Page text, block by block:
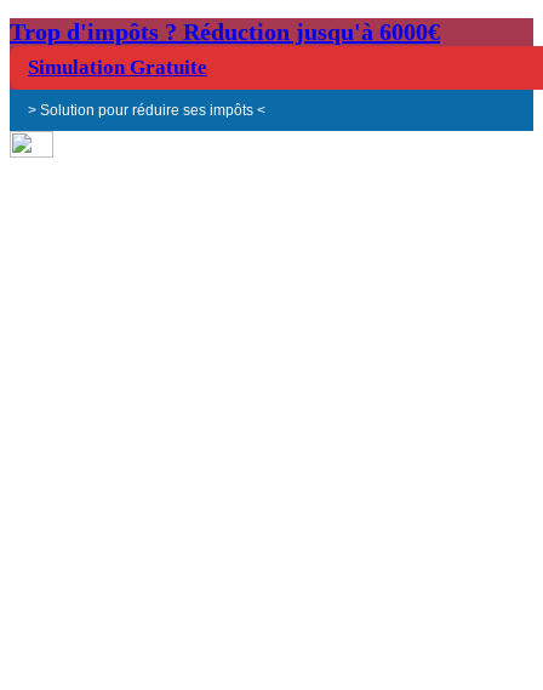
Trop d'impôts ? Réduction jusqu'à 6000€
Simulation Gratuite
> Solution pour réduire ses impôts <